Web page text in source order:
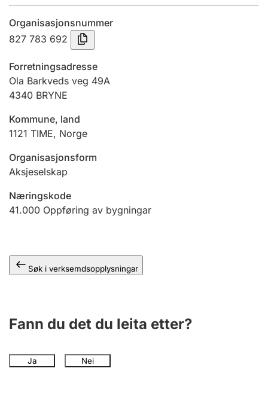
Innsending og forseinkingsgebyr
Jeger
Ektepaktrettleiaren
Andre tema
Organisasjonsnummer
827 783 692
Forretningsadresse
Ola Barkveds veg 49A
4340 BRYNE
Kommune, land
1121 TIME, Norge
Organisasjonsform
Aksjeselskap
Næringskode
41.000 Oppføring av bygningar
Søk i verksemdsopplysningar
Fann du det du leita etter?
Ja Nei